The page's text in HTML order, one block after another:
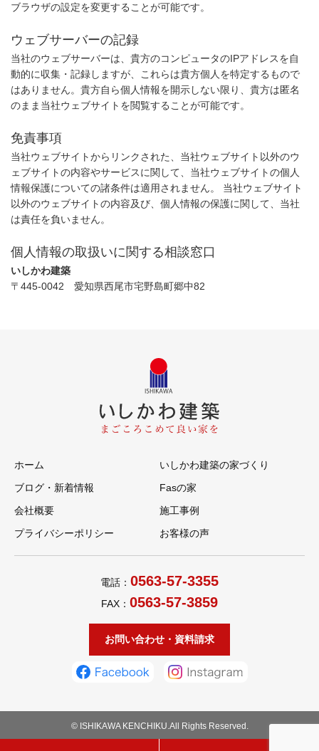
ブラウザの設定を変更することが可能です。
ウェブサーバーの記録
当社のウェブサーバーは、貴方のコンピュータのIPアドレスを自
動的に収集・記録しますが、これらは貴方個人を特定するもので
はありません。貴方自ら個人情報を開示しない限り、貴方は匿名
のまま当社ウェブサイトを閲覧することが可能です。
免責事項
当社ウェブサイトからリンクされた、当社ウェブサイト以外のウ
ェブサイトの内容やサービスに関して、当社ウェブサイトの個人
情報保護についての諸条件は適用されません。 当社ウェブサイト
以外のウェブサイトの内容及び、個人情報の保護に関して、当社
は責任を負いません。
個人情報の取扱いに関する相談窓口
いしかわ建築
〒445-0042 愛知県西尾市宅野島町郷中82
電話： 0563-57-3355
FAX： 0563-57-3859
お問い合わせ・資料請求
ホーム
いしかわ建築の家づくり
ブログ・新着情報
Fasの家
会社概要
施工事例
プライバシーポリシー
お客様の声
© ISHIKAWA KENCHIKU.All Rights Reserved.